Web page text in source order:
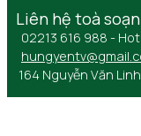
Liên hệ toà soạn
02213 616 988 -
164 Nguyễn Văn